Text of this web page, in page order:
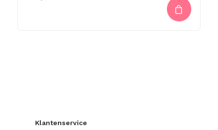
Klantenservice